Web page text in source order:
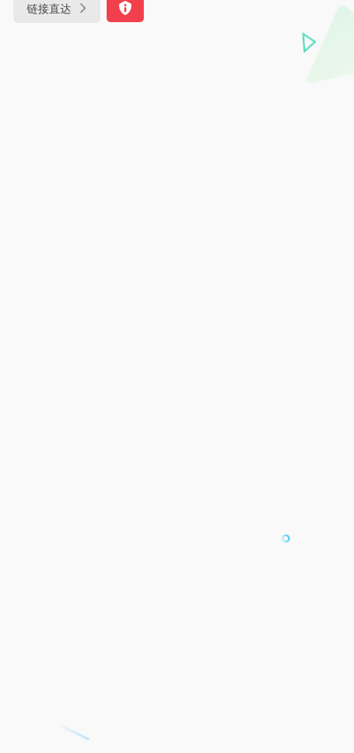
链接直达